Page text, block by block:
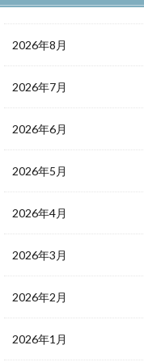
2026年8月
2026年7月
2026年6月
2026年5月
2026年4月
2026年3月
2026年2月
2026年1月